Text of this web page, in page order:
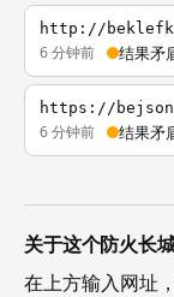
http://
6 分钟前 结果矛
https://
6 分钟前 结果矛
关于这个防火长
在上方输入网址